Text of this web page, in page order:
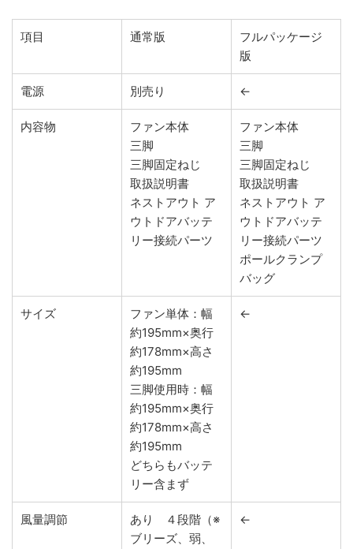
項目 通常版
フルパッケージ
版
電源 別売り ←
内容物
ファン本体
三脚
三脚固定ねじ
取扱説明書
ネストアウト ア
ウトドアバッテ
リー接続パーツ
ファン本体
三脚
三脚固定ねじ
取扱説明書
ネストアウト ア
ウトドアバッテ
リー接続パーツ
ポールクランプ
バッグ
サイズ
ファン単体：幅
約195mm×奥行
約178mm×高さ
約195mm
三脚使用時：幅
約195mm×奥行
約178mm×高さ
約195mm
どちらもバッテ
リー含まず
←
風量調節
あり ４段階（※
ブリーズ、弱、
←